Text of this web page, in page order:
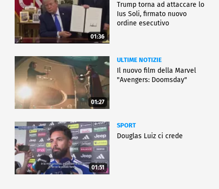
01:36
Trump torna ad attaccare lo
Ius Soli, firmato nuovo
ordine esecutivo
01:27
ULTIME NOTIZIE
Il nuovo film della Marvel
"Avengers: Doomsday"
01:51
SPORT
Douglas Luiz ci crede